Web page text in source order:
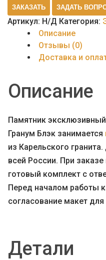
Памятник
эксклюзивный
ЗАКАЗАТЬ ЗАДАТЬ
Артикул: Н/Д Категория:
Описание
Отзывы (0)
Доставка и
Описание
Памятник
Гранум Блэк занимается
из Карельского
всей России. При
готовый комплект с
Перед началом работы
согласование макет
Детали